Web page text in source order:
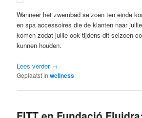
Wanneer het zwembad seizoen ten einde
en spa accessoires die de klanten naar
komen zodat jullie ook tijdens dit seizoen
kunnen houden.
Lees verder →
Geplaatst in wellness